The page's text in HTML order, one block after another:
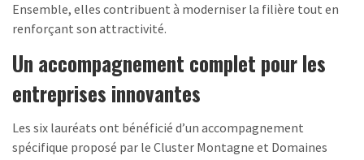
Ensemble, elles contribuent à moderniser la filière tout en
renforçant son attractivité.
Un accompagnement complet pour les
entreprises innovantes
Les six lauréats ont bénéficié d’un accompagnement
spécifique proposé par le Cluster Montagne et Domaines